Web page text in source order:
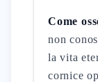
Come
non
la vita
cornice